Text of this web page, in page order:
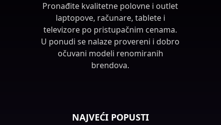
Pronađite kvalitetne polovne i outlet
laptopove, računare, tablete i
televizore po pristupačnim cenama.
U ponudi se nalaze provereni i dobro
očuvani modeli renomiranih
brendova.
NAJVEĆI POPUSTI